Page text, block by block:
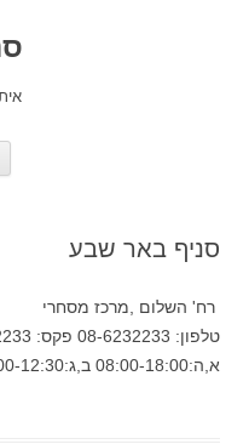
סניף באר שבע
רח' השלום ,מרכז מסחרי
טלפון: 08-6232233 פקס: 08-6232233
א,ה:08:00-18:00 ב,ג:08:00-12:30 , 15:30-18:00 ד:08:00-13:30